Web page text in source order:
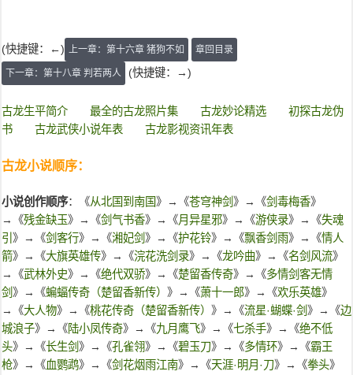
(快捷键：←) 上一章：第十六章 猪狗不如 章回目录
下一章：第十八章 判若两人 (快捷键：→)
古龙生平简介 最全的古龙照片集 古龙妙论精选
初探古龙伪
书
古龙武侠小说年表 古龙影视资讯年表
古龙小说顺序：
小说创作顺序：《从北国到南国》→《苍穹神剑 》→《剑毒梅香》
→《残金缺玉》→《剑气书香》→《月异星邪》→《游侠录》→《失魂
引 》→《剑客行》→《湘妃剑 》→《护花铃》→《飘香剑雨》→《情人
箭》→《大旗英雄传》→《浣花洗剑录》→《龙吟曲》→《名剑风流》
→《武林外史》→《绝代双骄》→《楚留香传奇》→《多情剑客无情
剑 》→《蝙蝠传奇（楚留香新传） 》→《萧十一郎》→《欢乐英雄》
→《大人物》→《桃花传奇（楚留香新传） 》→《流星·蝴蝶·剑 》→《边
城浪子》→《陆小凤传奇》→《九月鹰飞》→《七杀手》→《绝不低
头》→《长生剑 》→《孔雀翎》→《碧玉刀》→《多情环》→《霸王
枪》→《血鹦鹉》→《剑花烟雨江南》→《天涯·明月·刀》→《拳头》